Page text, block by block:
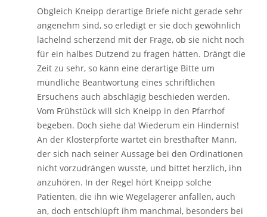
Obgleich Kneipp derartige Briefe nicht gerade sehr
angenehm sind, so erledigt er sie doch gewöhnlich
lächelnd scherzend mit der Frage, ob sie nicht noch
für ein halbes Dutzend zu fragen hätten. Drängt die
Zeit zu sehr, so kann eine derartige Bitte um
mündliche Beantwortung eines schriftlichen
Ersuchens auch abschlägig beschieden werden.
Vom Frühstück will sich Kneipp in den Pfarrhof
begeben. Doch siehe da! Wiederum ein Hindernis!
An der Klosterpforte wartet ein bresthafter Mann,
der sich nach seiner Aussage bei den Ordinationen
nicht vorzudrängen wusste, und bittet herzlich, ihn
anzuhören. In der Regel hört Kneipp solche
Patienten, die ihn wie Wegelagerer anfallen, auch
an, doch entschlüpft ihm manchmal, besonders bei